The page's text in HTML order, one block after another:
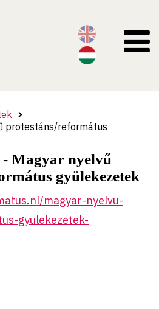
protestáns/református
Magyar nyelvű
gyülekezetek
magyar-nyelvu-
gyulekezetek-